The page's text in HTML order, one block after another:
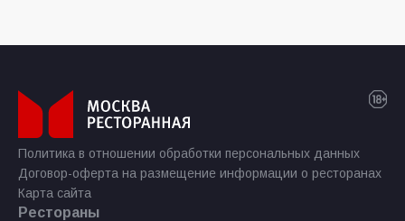
Политика в отношении обработки персональных данных
Договор-оферта на размещение информации о ресторанах
Карта сайта
Рестораны